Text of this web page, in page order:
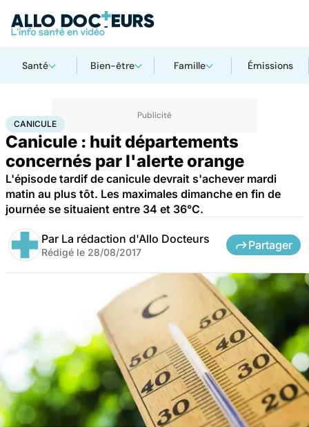
Santé Bien-être Famille Émissions
AccueilSantéCanicule
CANICULE
Canicule : huit départements
concernés par l'alerte orange
L'épisode tardif de canicule devrait s'achever mardi
matin au plus tôt. Les maximales dimanche en fin de
journée se situaient entre 34 et 36°C.
Par La rédaction d'Allo Docteurs
Rédigé le 28/08/2017
Partager